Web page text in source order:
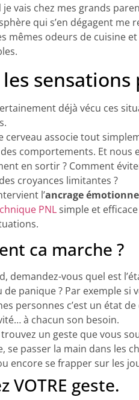
je vais chez mes grands
qui s’en dégagent
mêmes odeurs de cuisine
les
déjà vécu ces
cerveau associe tout
comportements. Et nous
en sortir ? Comment
croyances limitantes ?
l’ancrage
PNLsimple et
ca marche ?
demandez-vous quel est
de panique ? Par exemple si
personnes c’est un état
à chacun son besoin.
un geste que vous
se passer la main dans les
encore se frapper sur les
VOTRE geste.